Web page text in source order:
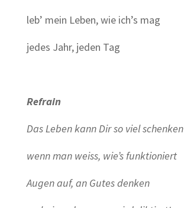
leb’ mein Leben, wie ich’s mag
jedes Jahr, jeden Tag
Refrain
Das Leben kann Dir so viel schenken
wenn man weiss, wie’s funktioniert
Augen auf, an Gutes denken